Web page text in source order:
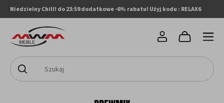
Niedzielny Chill! do 23:59 dodatkowe -6% rabatu! Użyj kodu : RELAX6